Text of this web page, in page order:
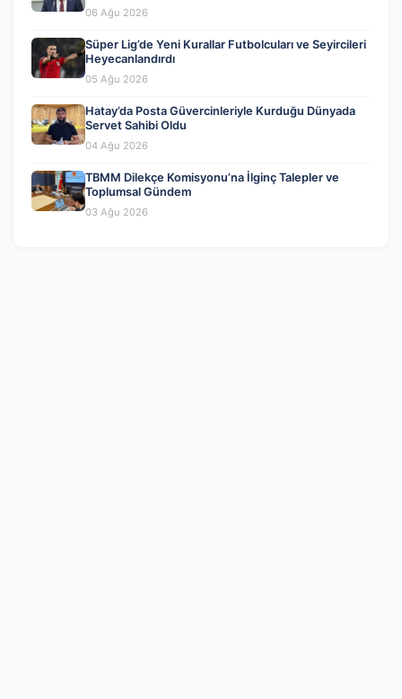
06 Ağu 2026
Süper Lig’de Yeni Kurallar Futbolcuları ve Seyircileri
Heyecanlandırdı
05 Ağu 2026
Hatay’da Posta Güvercinleriyle Kurduğu Dünyada
Servet Sahibi Oldu
04 Ağu 2026
TBMM Dilekçe Komisyonu’na İlginç Talepler ve
Toplumsal Gündem
03 Ağu 2026